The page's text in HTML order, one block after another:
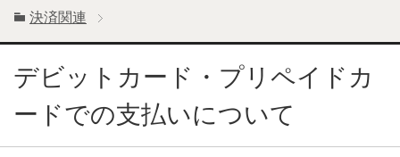
決済関連
デビットカード・プリペイドカ
ードでの支払いについて